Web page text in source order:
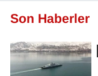
Son Haberler